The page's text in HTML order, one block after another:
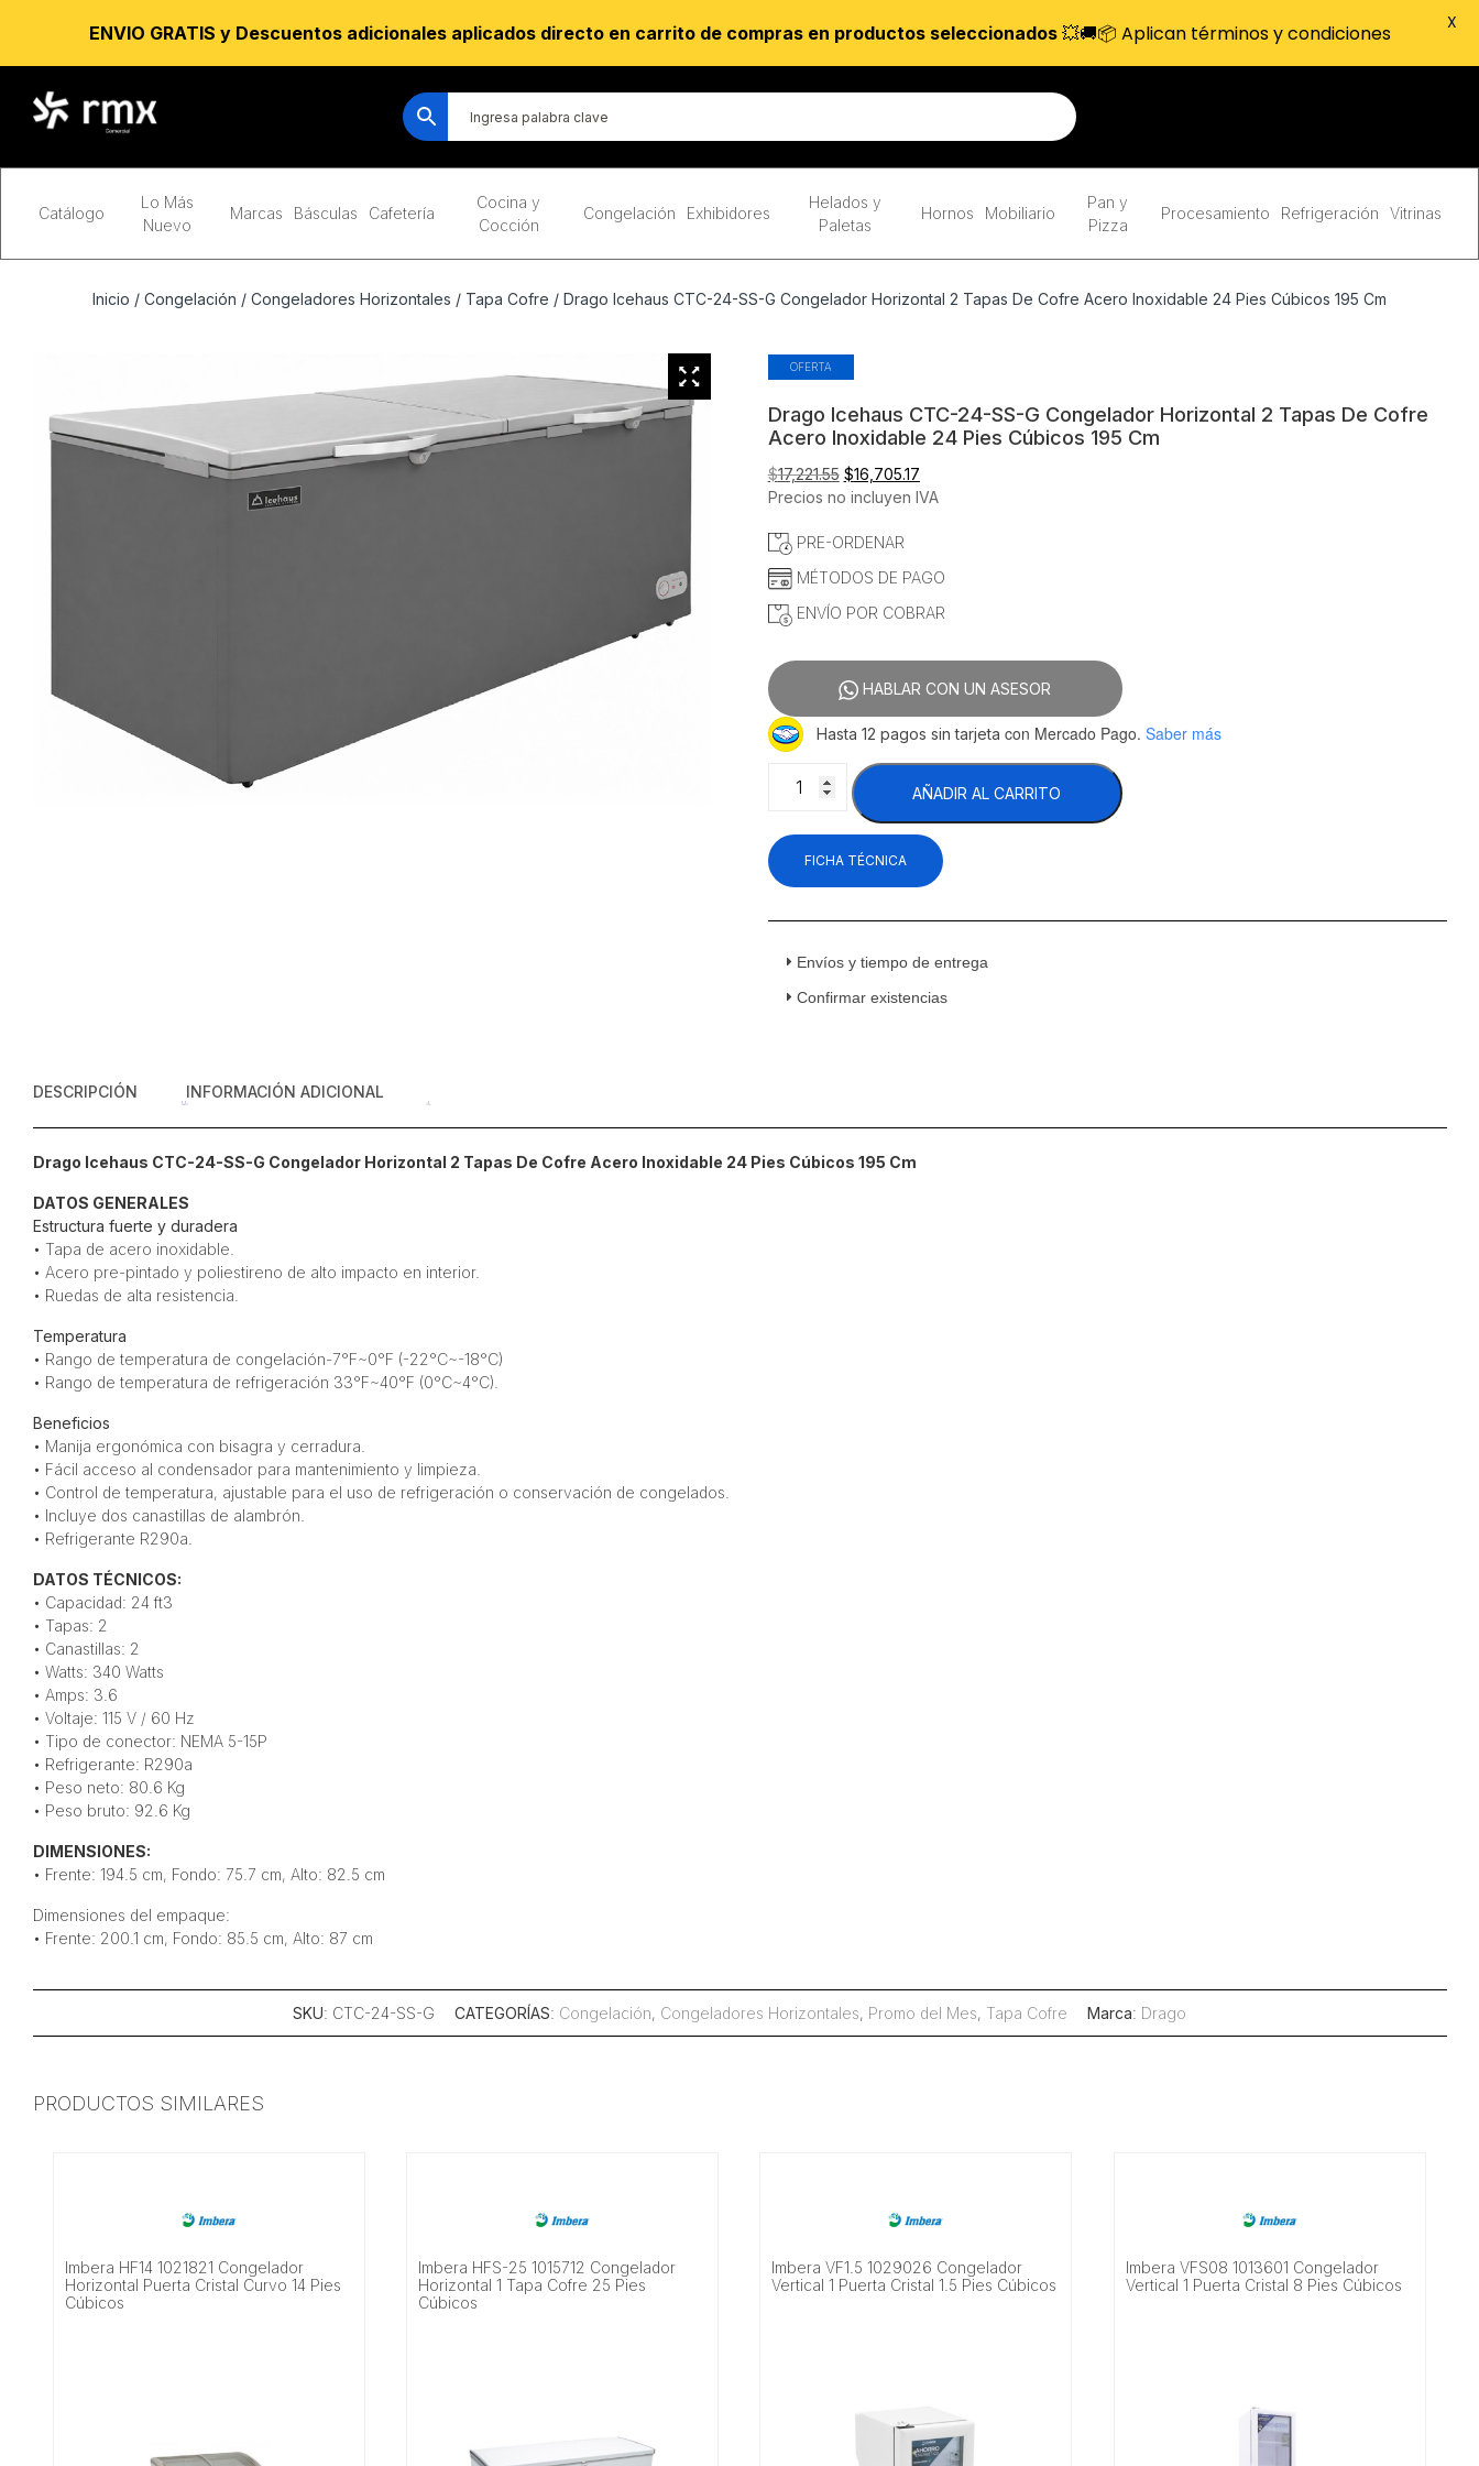
Catálogo
Lo Más
Nuevo
Marcas Básculas Cafetería
Cocina y
Cocción
Congelación Exhibidores
Helados y
Paletas
Hornos Mobiliario
Pan y
Pizza
Procesamiento Refrigeración Vitrinas
Inicio / Congelación / Congeladores Horizontales / Tapa Cofre / Drago Icehaus CTC-24-SS-G Congelador Horizontal 2 Tapas De Cofre Acero Inoxidable 24 Pies Cúbicos 195 Cm
OFERTA
Drago Icehaus CTC-24-SS-G Congelador Horizontal 2 Tapas De Cofre
Acero Inoxidable 24 Pies Cúbicos 195 Cm
$17,221.55 El
precio
era:
$16,705.17El
precio
Precios no incluyen IVA
PRE-ORDENAR
MÉTODOS DE PAGO
ENVÍO POR COBRAR
HABLAR CON UN ASESOR
Hasta 12 pagos sin tarjeta con Mercado Pago. Saber más
Icehaus
24-
SS-
G
De
195
AÑADIR AL CARRITO
FICHA TÉCNICA
Envíos y tiempo de entrega
Confirmar existencias
DESCRIPCIÓN INFORMACIÓN ADICIONAL
Drago Icehaus CTC-24-SS-G Congelador Horizontal 2 Tapas De Cofre Acero Inoxidable 24 Pies Cúbicos 195 Cm
DATOS GENERALES
Estructura fuerte y duradera
• Tapa de acero inoxidable.
• Acero pre-pintado y poliestireno de alto impacto en interior.
• Ruedas de alta resistencia.
Temperatura
• Rango de temperatura de congelación-7°F~0°F (-22°C~-18°C)
• Rango de temperatura de refrigeración 33°F~40°F (0°C~4°C).
Beneficios
• Manija ergonómica con bisagra y cerradura.
• Fácil acceso al condensador para mantenimiento y limpieza.
• Control de temperatura, ajustable para el uso de refrigeración o conservación de congelados.
• Incluye dos canastillas de alambrón.
• Refrigerante R290a.
DATOS TÉCNICOS:
• Capacidad: 24 ft3
• Tapas: 2
• Canastillas: 2
• Watts: 340 Watts
• Amps: 3.6
• Voltaje: 115 V / 60 Hz
• Tipo de conector: NEMA 5-15P
• Refrigerante: R290a
• Peso neto: 80.6 Kg
• Peso bruto: 92.6 Kg
DIMENSIONES:
• Frente: 194.5 cm, Fondo: 75.7 cm, Alto: 82.5 cm
Dimensiones del empaque:
• Frente: 200.1 cm, Fondo: 85.5 cm, Alto: 87 cm
SKU: CTC-24-SS-G CATEGORÍAS: Congelación, Congeladores Horizontales, Promo del Mes, Tapa Cofre Marca: Drago
PRODUCTOS SIMILARES
Imbera HF14 1021821 Congelador
Horizontal Puerta Cristal Curvo 14 Pies
Cúbicos
Imbera HFS-25 1015712 Congelador
Horizontal 1 Tapa Cofre 25 Pies
Cúbicos
Imbera VF1.5 1029026 Congelador
Vertical 1 Puerta Cristal 1.5 Pies Cúbicos
Imbera VFS08 1013601 Congelador
Vertical 1 Puerta Cristal 8 Pies Cúbicos
ENVIO GRATIS y Descuentos adicionales aplicados directo en carrito de compras en productos seleccionados💥🚚📦 Aplican términos y condiciones X